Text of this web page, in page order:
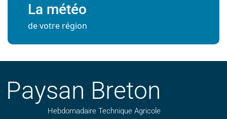
La météo
de votre région
Paysan Breton
Hebdomadaire Technique Agricole